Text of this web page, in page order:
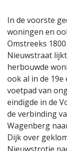
In de voorste
woningen en
Omstreeks
Nieuwstraat
herbouwde
ook al in de 19e
voetpad van
eindigde in de
de verbinding
Wagenberg
Dijk over